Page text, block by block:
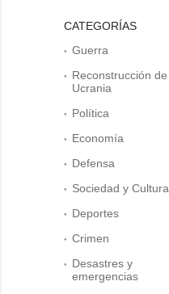
CATEGORÍAS
Guerra
Reconstrucción de
Ucrania
Política
Economía
Defensa
Sociedad y Cultura
Deportes
Crimen
Desastres y
emergencias